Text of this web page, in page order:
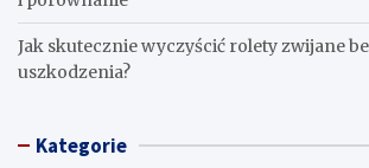
Jak skutecznie wyczyścić rolety zwijane
uszkodzenia?
Kategorie